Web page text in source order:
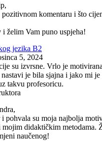
pozitivnom komentaru i što
želim Vam puno uspjeha!
jezika B2
5, 2024
su izvrsne. Vrlo je
je bila sjajna i jako mi je
takvu profesoricu.
i pohvala su moja najbolja
mojim didaktičkim metodama.
naučenog!